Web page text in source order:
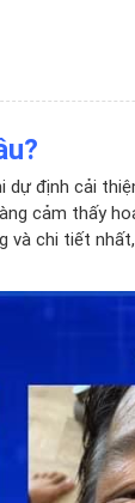
định cải
cảm thấy
chi tiết